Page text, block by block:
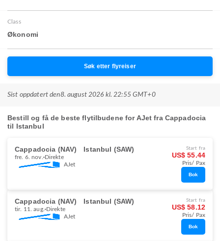
Class
Økonomi
Søk etter flyreiser
Sist oppdatert den8. august 2026 kl. 22:55 GMT+0
Bestill og få de beste flytilbudene for AJet fra Cappadocia
til Istanbul
Cappadocia (NAV) Istanbul (SAW)
fre. 6. nov. Direkte
AJet
Start fra
US$ 55.44
Pris/ Pax
Bok
Cappadocia (NAV) Istanbul (SAW)
tir. 11. aug. Direkte
AJet
Start fra
US$ 58.12
Pris/ Pax
Bok